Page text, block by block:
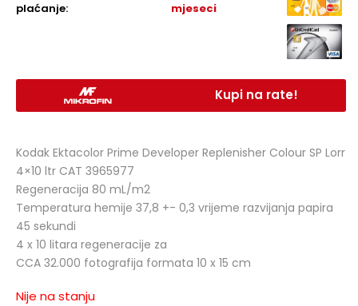
plaćanje:
mjeseci
Kupi na rate!
Kodak Ektacolor Prime Developer Replenisher Colour SP Lorr
4×10 ltr CAT 3965977
Regeneracija 80 mL/m2
Temperatura hemije 37,8 +- 0,3 vrijeme razvijanja papira
45 sekundi
4 x 10 litara regeneracije za
CCA 32.000 fotografija formata 10 x 15 cm
Nije na stanju